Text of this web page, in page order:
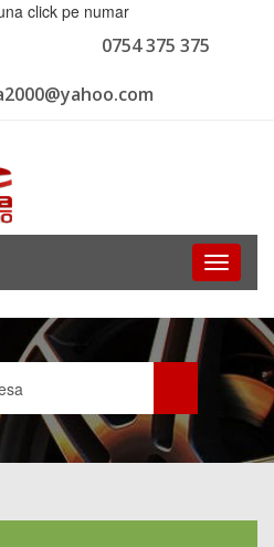
click pe numar
0754 375 375
Toggle